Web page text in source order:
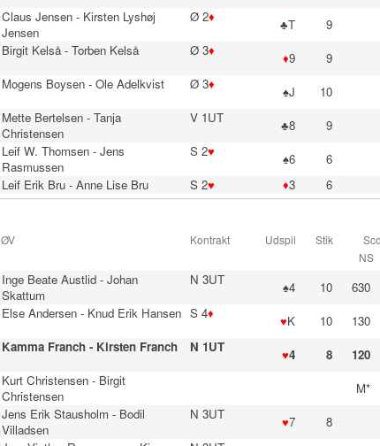
Claus Jensen - Kirsten Lyshøj
Jensen
Ø 2♦ ♣T 9
Birgit Kelså - Torben Kelså Ø 3♦ ♦9 9
Mogens Boysen - Ole Adelkvist Ø 3♦ ♠J 10
Mette Bertelsen - Tanja
Christensen
V 1UT ♣8 9
Leif W. Thomsen - Jens
Rasmussen
S 2♥ ♠6 6
Leif Erik Bru - Anne Lise Bru S 2♥ ♦3 6
ØV Kontrakt Udspil Stik
NS
Inge Beate Austlid - Johan
Skattum
N 3UT ♠4 10 630
Else Andersen - Knud Erik Hansen S 4♦ ♥K 10 130
Kamma Franch - Kirsten Franch N 1UT ♥4 8 120
Kurt Christensen - Birgit
Christensen
M*
Jens Erik Stausholm - Bodil
Villadsen
N 3UT ♥7 8